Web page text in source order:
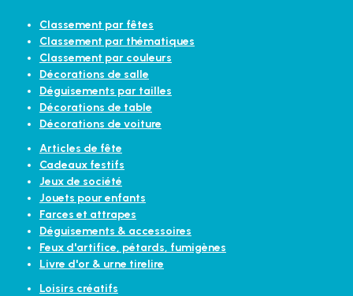
Classement par fêtes
Classement par thématiques
Classement par couleurs
Décorations de salle
Déguisements par tailles
Décorations de table
Décorations de voiture
Articles de fête
Cadeaux festifs
Jeux de société
Jouets pour enfants
Farces et attrapes
Déguisements & accessoires
Feux d'artifice, pétards, fumigènes
Livre d'or & urne tirelire
Loisirs créatifs